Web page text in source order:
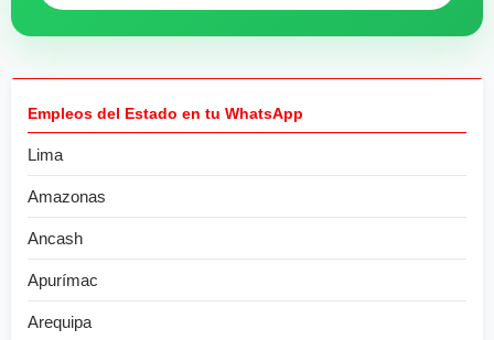
Empleos del Estado en tu WhatsApp
Lima
Amazonas
Ancash
Apurímac
Arequipa